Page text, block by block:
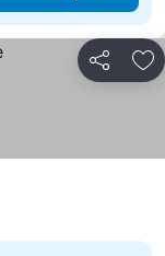
Partager